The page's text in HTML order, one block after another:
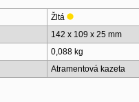
Žltá
142 x 109 x 25 mm
0,088 kg
Atramentová kazeta